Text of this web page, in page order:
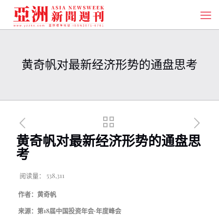
黄奇帆对最新经济形势的通盘思考
黄奇帆对最新经济形势的通盘思
考
阅读量： 538,311
作者：黄奇帆
来源：第18届中国投资年会·年度峰会